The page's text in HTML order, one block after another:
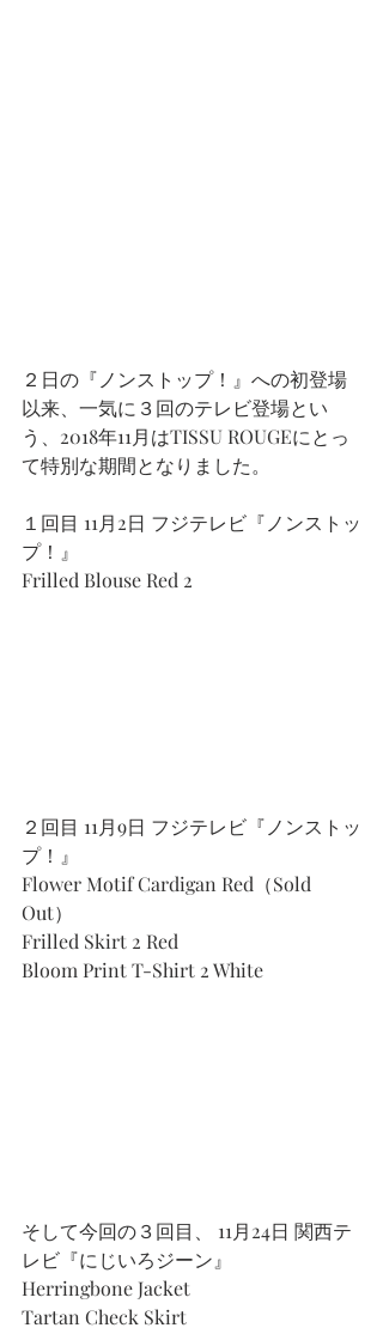
２日の『ノンストップ！』への初登場
以来、一気に３回のテレビ登場とい
う、2018年11月はTISSU ROUGEにとっ
て特別な期間となりました。
１回目 11月2日 フジテレビ『ノンストッ
プ！』
Frilled Blouse Red 2
２回目 11月9日 フジテレビ『ノンストッ
プ！』
Flower Motif Cardigan Red（Sold
Out）
Frilled Skirt 2 Red
Bloom Print T-Shirt 2 White
そして今回の３回目、 11月24日 関西テ
レビ『にじいろジーン』
Herringbone Jacket
Tartan Check Skirt